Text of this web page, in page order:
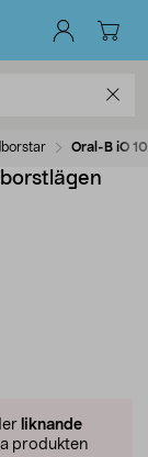
Oral-B iO
liknande
produkten